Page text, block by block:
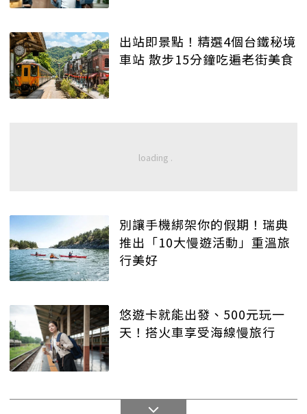
出站即景點！精選4個台鐵秘境
車站 散步15分鐘吃遍老街美食
別讓手機綁架你的假期！瑞典
推出「10大慢遊活動」重溫旅
行美好
悠遊卡就能出發、500元玩一
天！搭火車享受海線慢旅行